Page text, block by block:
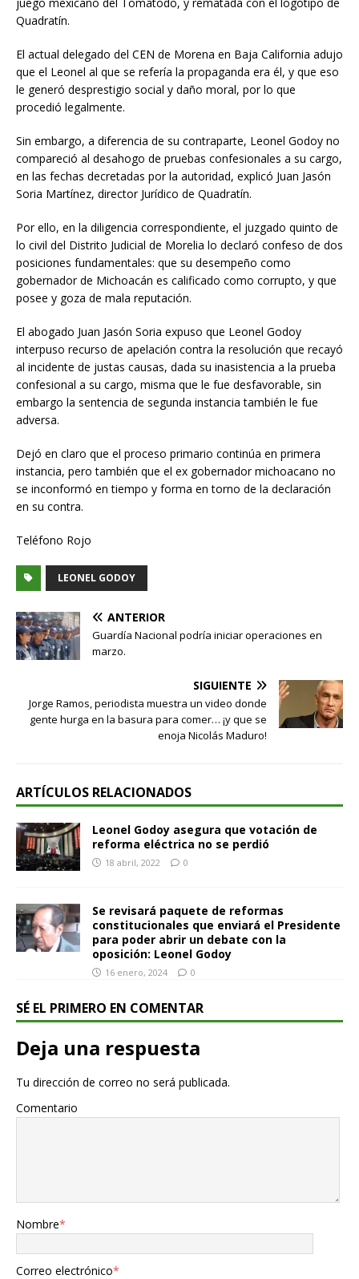
Quadratín.
El actual delegado del CEN de Morena en Baja California adujo
que el Leonel al que se refería la propaganda era él, y que eso
le generó desprestigio social y daño moral, por lo que
procedió legalmente.
Sin embargo, a diferencia de su contraparte, Leonel Godoy no
compareció al desahogo de pruebas confesionales a su cargo,
en las fechas decretadas por la autoridad, explicó Juan Jasón
Soria Martínez, director Jurídico de Quadratín.
Por ello, en la diligencia correspondiente, el juzgado quinto de
lo civil del Distrito Judicial de Morelia lo declaró confeso de dos
posiciones fundamentales: que su desempeño como
gobernador de Michoacán es calificado como corrupto, y que
posee y goza de mala reputación.
El abogado Juan Jasón Soria expuso que Leonel Godoy
interpuso recurso de apelación contra la resolución que recayó
al incidente de justas causas, dada su inasistencia a la prueba
confesional a su cargo, misma que le fue desfavorable, sin
embargo la sentencia de segunda instancia también le fue
adversa.
Dejó en claro que el proceso primario continúa en primera
instancia, pero también que el ex gobernador michoacano no
se inconformó en tiempo y forma en torno de la declaración
en su contra.
Teléfono Rojo
LEONEL GODOY
ANTERIOR
Guardía Nacional podría iniciar operaciones en
marzo.
SIGUIENTE
Jorge Ramos, periodista muestra un video donde
gente hurga en la basura para comer… ¡y que se
enoja Nicolás Maduro!
ARTÍCULOS RELACIONADOS
Leonel Godoy asegura que votación de
reforma eléctrica no se perdió
18 abril, 2022 0
Se revisará paquete de reformas
constitucionales que enviará el Presidente
para poder abrir un debate con la
oposición: Leonel Godoy
16 enero, 2024 0
SÉ EL PRIMERO EN COMENTAR
Deja una respuesta
Tu dirección de correo no será publicada.
Comentario
Nombre*
Correo electrónico*